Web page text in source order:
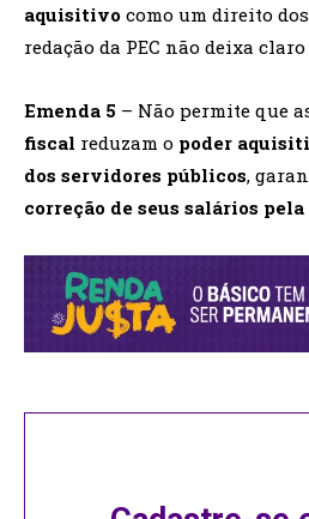
aquisitivo como um direito
redação da PEC não deixa
Emenda 5 – Não permite que
fiscal reduzam o poder
dos servidores públicos,
correção de seus salários